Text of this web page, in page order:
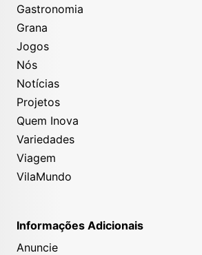
Gastronomia
Grana
Jogos
Nós
Notícias
Projetos
Quem Inova
Variedades
Viagem
VilaMundo
Informações Adicionais
Anuncie